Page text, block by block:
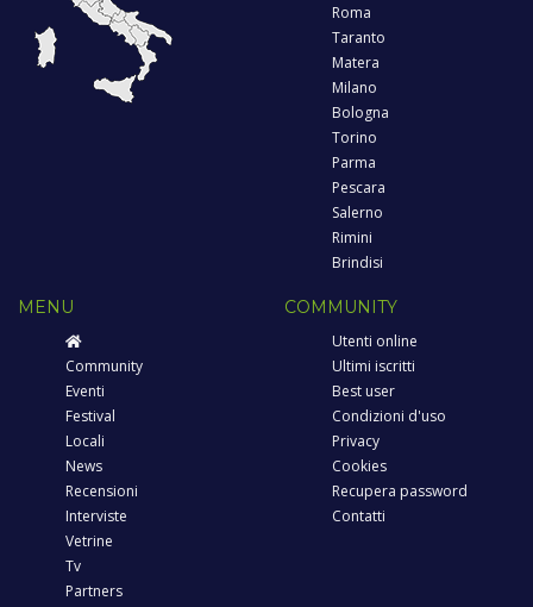
Roma
Taranto
Matera
Milano
Bologna
Torino
Parma
Pescara
Salerno
Rimini
Brindisi
MENU
Community
Eventi
Festival
Locali
News
Recensioni
Interviste
Vetrine
Tv
Partners
COMMUNITY
Utenti online
Ultimi iscritti
Best user
Condizioni d'uso
Privacy
Cookies
Recupera password
Contatti